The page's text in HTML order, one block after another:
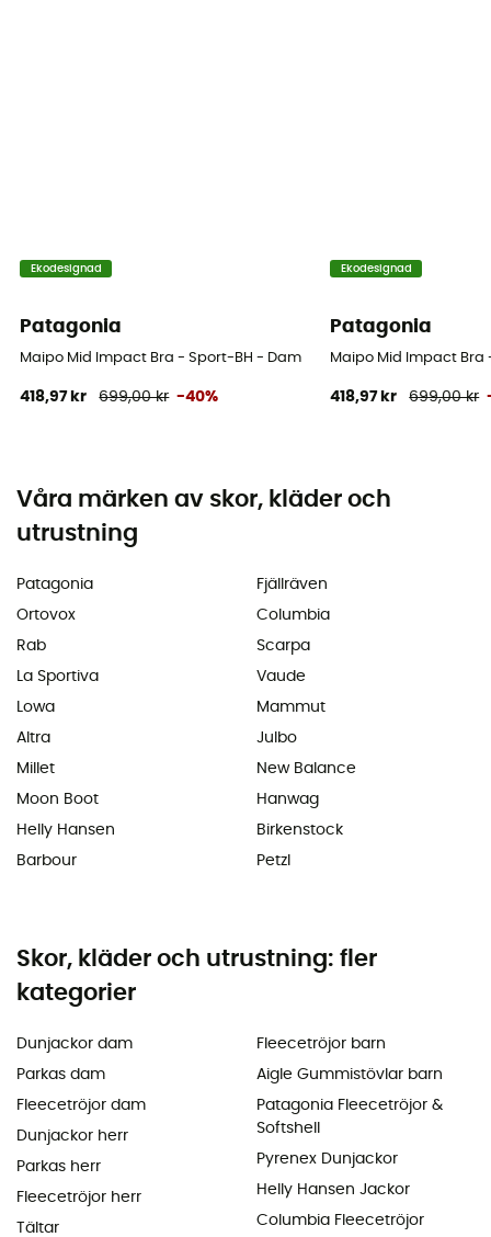
Ekodesignad
Patagonia
Maipo Mid Impact Bra - Sport-BH - Dam
418,97 kr 699,00 kr -40%
Ekodesignad
Patagonia
Maipo Mid Impact Bra
418,97 kr 699,00 kr
Våra märken av skor, kläder och
utrustning
Patagonia
Ortovox
Rab
La Sportiva
Lowa
Altra
Millet
Moon Boot
Helly Hansen
Barbour
Fjällräven
Columbia
Scarpa
Vaude
Mammut
Julbo
New Balance
Hanwag
Birkenstock
Petzl
Skor, kläder och utrustning: fler
kategorier
Dunjackor dam
Parkas dam
Fleecetröjor dam
Dunjackor herr
Parkas herr
Fleecetröjor herr
Tältar
Fleecetröjor barn
Aigle Gummistövlar barn
Patagonia Fleecetröjor &
Softshell
Pyrenex Dunjackor
Helly Hansen Jackor
Columbia Fleecetröjor